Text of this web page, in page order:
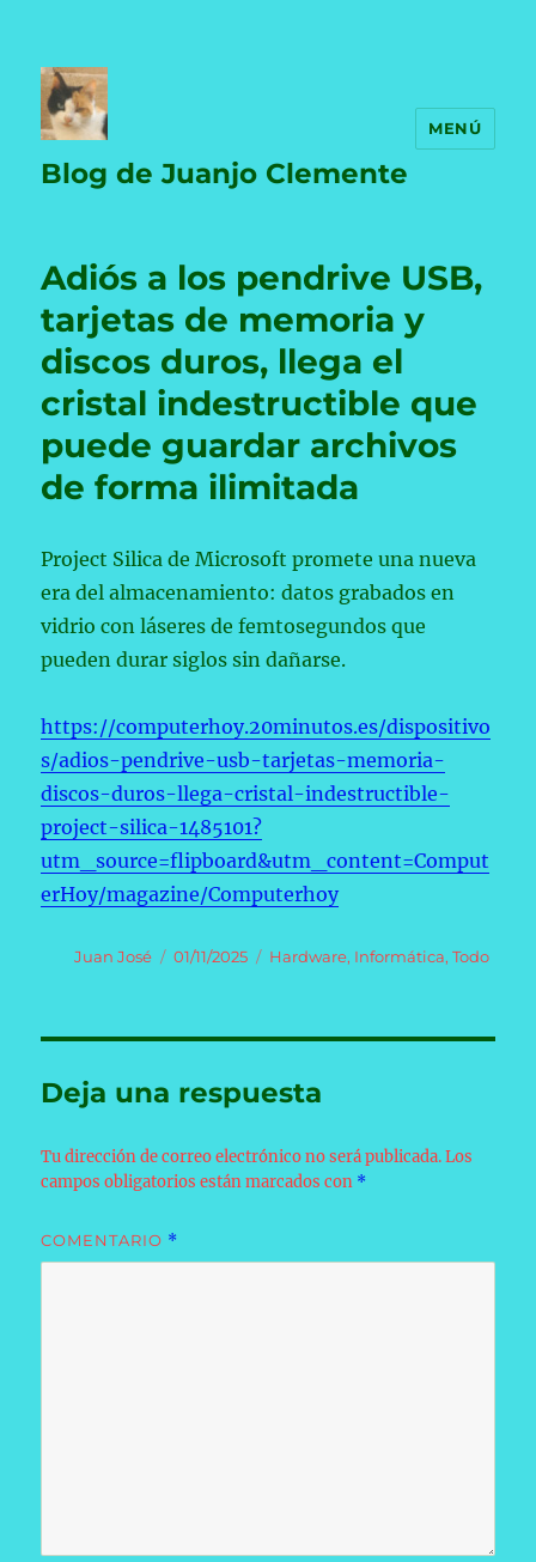
Blog de Juanjo Clemente
MENÚ
Adiós a los pendrive USB,
tarjetas de memoria y
discos duros, llega el
cristal indestructible que
puede guardar archivos
de forma ilimitada
Project Silica de Microsoft promete una nueva
era del almacenamiento: datos grabados en
vidrio con láseres de femtosegundos que
pueden durar siglos sin dañarse.
https://computerhoy.20minutos.es/dispositivo
s/adios-pendrive-usb-tarjetas-memoria-
discos-duros-llega-cristal-indestructible-
project-silica-1485101?
utm_source=flipboard&utm_content=Comput
erHoy/magazine/Computerhoy
Autor
Juan José
Publicado
01/11/2025 Categorías
Hardware, Informática,Todo
Deja una respuesta
Tu dirección de correo electrónico no será publicada. Los
campos obligatorios están marcados con *
COMENTARIO *